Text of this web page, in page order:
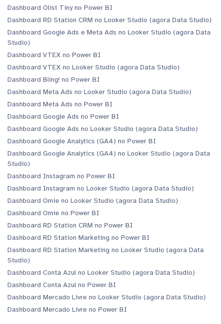
Dashboard Olist Tiny no Power BI
Dashboard RD Station CRM no Looker Studio (agora Data Studio)
Dashboard Google Ads e Meta Ads no Looker Studio (agora Data
Studio)
Dashboard VTEX no Power BI
Dashboard VTEX no Looker Studio (agora Data Studio)
Dashboard Bling! no Power BI
Dashboard Meta Ads no Looker Studio (agora Data Studio)
Dashboard Meta Ads no Power BI
Dashboard Google Ads no Power BI
Dashboard Google Ads no Looker Studio (agora Data Studio)
Dashboard Google Analytics (GA4) no Power BI
Dashboard Google Analytics (GA4) no Looker Studio (agora Data
Studio)
Dashboard Instagram no Power BI
Dashboard Instagram no Looker Studio (agora Data Studio)
Dashboard Omie no Looker Studio (agora Data Studio)
Dashboard Omie no Power BI
Dashboard RD Station CRM no Power BI
Dashboard RD Station Marketing no Power BI
Dashboard RD Station Marketing no Looker Studio (agora Data
Studio)
Dashboard Conta Azul no Looker Studio (agora Data Studio)
Dashboard Conta Azul no Power BI
Dashboard Mercado Livre no Looker Studio (agora Data Studio)
Dashboard Mercado Livre no Power BI